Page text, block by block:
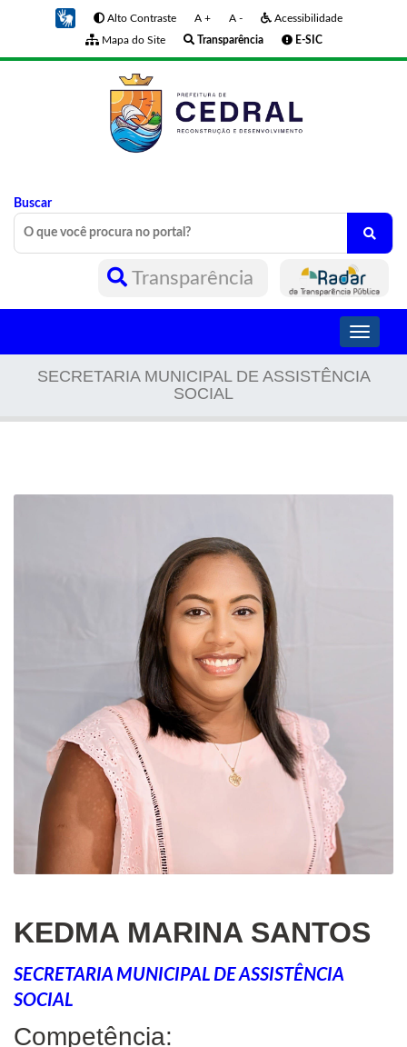
Alto Contraste A + A -
Acessibilidade
Mapa do Site
Transparência E-SIC
Buscar
Transparência
Toggle
SECRETARIA MUNICIPAL DE ASSISTÊNCIA
SOCIAL
KEDMA MARINA SANTOS
SECRETARIA MUNICIPAL DE ASSISTÊNCIA
SOCIAL
Competência: